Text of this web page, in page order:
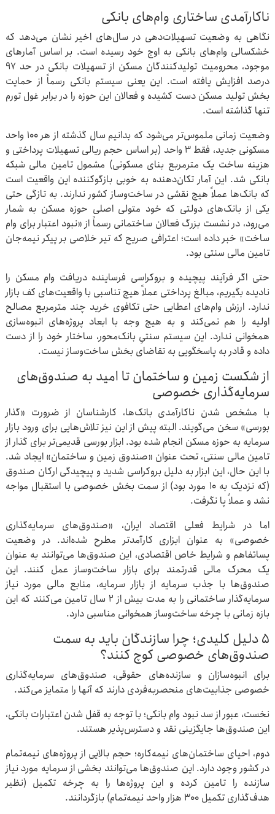
ناکارآمدی ساختاری وام‌های بانکی
نگاهی به وضعیت تسهیلات‌دهی در سال‌های اخیر نشان می‌دهد که
خشکسالی وام‌های بانکی به اوج خود رسیده است. بر اساس آمارهای
موجود، محرومیت تولیدکنندگان مسکن از تسهیلات بانکی در حد ۹۷
درصد افزایش یافته است. این یعنی سیستم بانکی رسماً از حمایت
بخش تولید مسکن دست کشیده و فعالان این حوزه را در برابر غول تورم
تنها گذاشته است.
وضعیت زمانی ملموس‌تر می‌شود که بدانیم سال گذشته از هر ۱۰۰ واحد
مسکونی جدید، فقط ۳ واحد (بر اساس حجم ریالی تسهیلات پرداختی و
هزینه ساخت یک مترمربع بنای مسکونی) مشمول تامین مالی شبکه
بانکی شد. این آمار تکان‌دهنده به خوبی بازگوکننده این واقعیت است
که بانک‌ها عملاً هیچ نقشی در ساخت‌وساز کشور ندارند. به تازگی حتی
یکی از بانک‌های دولتی که خود متولی اصلی حوزه مسکن به شمار
می‌رود، در نشست بزرگ فعالان ساختمانی رسماً از «نبود اعتبار برای وام
ساخت» خبر داده است؛ اعترافی صریح که تیر خلاصی بر پیکر نیمه‌جان
تامین مالی سنتی بود.
حتی اگر فرآیند پیچیده و بروکراسی فرساینده دریافت وام مسکن را
نادیده بگیریم، مبالغ پرداختی عملاً هیچ تناسبی با واقعیت‌های کف بازار
ندارد. ارزش وام‌های اعطایی حتی تکافوی خرید چند مترمربع مصالح
اولیه را هم نمی‌کند و به هیچ وجه با ابعاد پروژه‌های انبوه‌سازی
همخوانی ندارد. این سیستم سنتیِ بانک‌محور، ساختار خود را از دست
داده و قادر به پاسخگویی به تقاضای بخش ساخت‌وساز نیست.
از شکست زمین و ساختمان تا امید به صندوق‌های
سرمایه‌گذاری خصوصی
با مشخص شدن ناکارآمدی بانک‌ها، کارشناسان از ضرورت «گذار
بورسی» سخن می‌گویند. البته پیش از این نیز تلاش‌هایی برای ورود بازار
سرمایه به حوزه مسکن انجام شده بود. ابزار بورسی قدیمی‌تر برای گذار از
تامین مالی سنتی، تحت عنوان «صندوق زمین و ساختمان» ایجاد شد.
با این حال، این ابزار به دلیل بروکراسی شدید و پیچیدگی ارکان صندوق
(که نزدیک به ۱۰ مورد بود) از سمت بخش خصوصی با استقبال مواجه
نشد و عملاً پا نگرفت.
اما در شرایط فعلی اقتصاد ایران، «صندوق‌های سرمایه‌گذاری
خصوصی» به عنوان ابزاری کارآمدتر مطرح شده‌اند. در وضعیت
پساتفاهم و شرایط خاص اقتصادی، این صندوق‌ها می‌توانند به عنوان
یک محرک مالی قدرتمند برای بازار ساخت‌وساز عمل کنند. این
صندوق‌ها با جذب سرمایه از بازار سرمایه، منابع مالی مورد نیاز
سرمایه‌گذار ساختمانی را به مدت بیش از ۲ سال تامین می‌کنند که این
بازه زمانی با چرخه ساخت‌وساز همخوانی مناسبی دارد.
۵ دلیل کلیدی؛ چرا سازندگان باید به سمت
صندوق‌های خصوصی کوچ کنند؟
برای انبوه‌سازان و سازنده‌های حقوقی، صندوق‌های سرمایه‌گذاری
خصوصی جذابیت‌های منحصربه‌فردی دارند که آنها را متمایز می‌کند.
نخست، عبور از سد نبود وام بانکی؛ با توجه به قفل شدن اعتبارات بانکی،
این صندوق‌ها جایگزینی نقد و دسترس‌پذیر هستند.
دوم، احیای ساختمان‌های نیمه‌کاره؛ حجم بالایی از پروژه‌های نیمه‌تمام
در کشور وجود دارد. این صندوق‌ها می‌توانند بخشی از سرمایه مورد نیاز
سازنده را تامین کرده و این پروژه‌ها را به چرخه تکمیل (نظیر
هدف‌گذاری تکمیل ۳۰۰ هزار واحد نیمه‌تمام) بازگردانند.